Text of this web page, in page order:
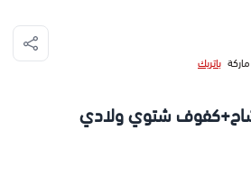
باتريك
شتوي ولادي